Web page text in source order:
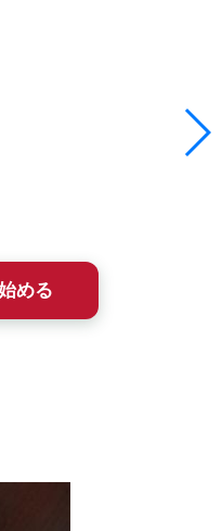
子さん）の課題解決にと
を、まず簡単に確かめる
める